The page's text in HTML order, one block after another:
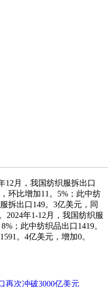
月，我国纺织服拆出口
环比增加11。5%；此中纺
拆出口149。3亿美元，同
2024年1-12月，我国纺织服
；此中纺织品出口1419。
。4亿美元，增加0。
再次冲破3000亿美元